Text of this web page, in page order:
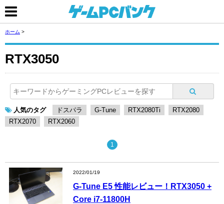
ホーム >
RTX3050
人気のタグ ドスパラ G-Tune RTX2080Ti
RTX2080
RTX2070
RTX2060
1
2022/01/19
G-Tune E5 性能レビュー！RTX3050 +
Core i7-11800H